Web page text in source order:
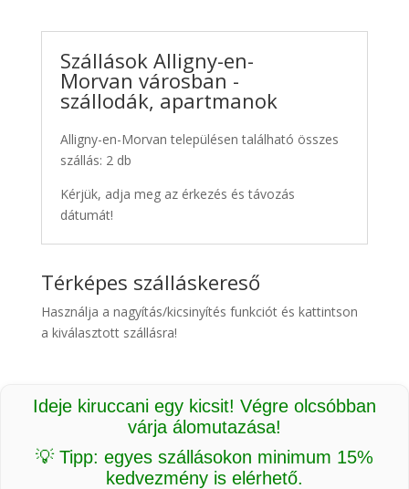
Szállások Alligny-en-
Morvan városban -
szállodák, apartmanok
Alligny-en-Morvan településen található összes
szállás: 2 db
Kérjük, adja meg az érkezés és távozás
dátumát!
Térképes szálláskereső
Használja a nagyítás/kicsinyítés funkciót és kattintson
a kiválasztott szállásra!
Ideje kiruccani egy kicsit! Végre olcsóbban
várja álomutazása!
💡 Tipp: egyes szállásokon minimum 15%
kedvezmény is elérhető.